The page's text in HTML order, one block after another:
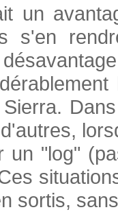
un
s'en
un "log"
sortis,